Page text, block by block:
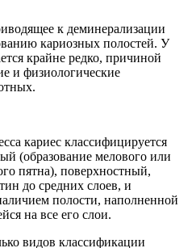
к деминерализации
кариозных полостей. У
крайне редко, причиной
и физиологические
кариес классифицируется
(образование мелового или
пятна), поверхностный,
до средних слоев, и
полости, наполненной
на все его слои.
видов классификации